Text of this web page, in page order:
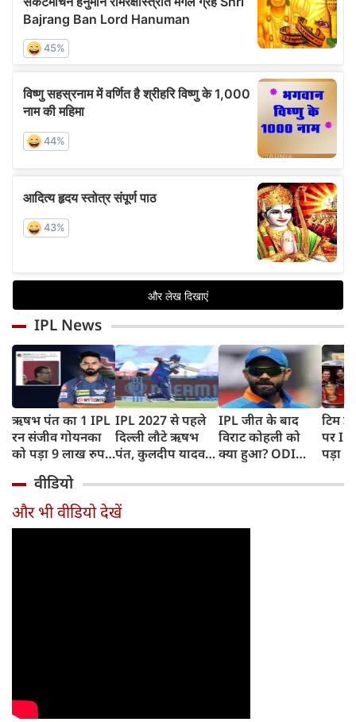
IPL News
ऋषभ पंत का 1 IPL
रन संजीव गोयनका
को पड़ा 9 लाख रुपए
IPL 2027 से पहले
दिल्ली लौटे ऋषभ
पंत, कुलदीप यादव
IPL जीत के बाद
विराट कोहली को
क्या हुआ? ODI
बाहर होने की खबर ने
टिम
पर
पड़ा
फिंगर
वीडियो
और भी वीडियो देखें